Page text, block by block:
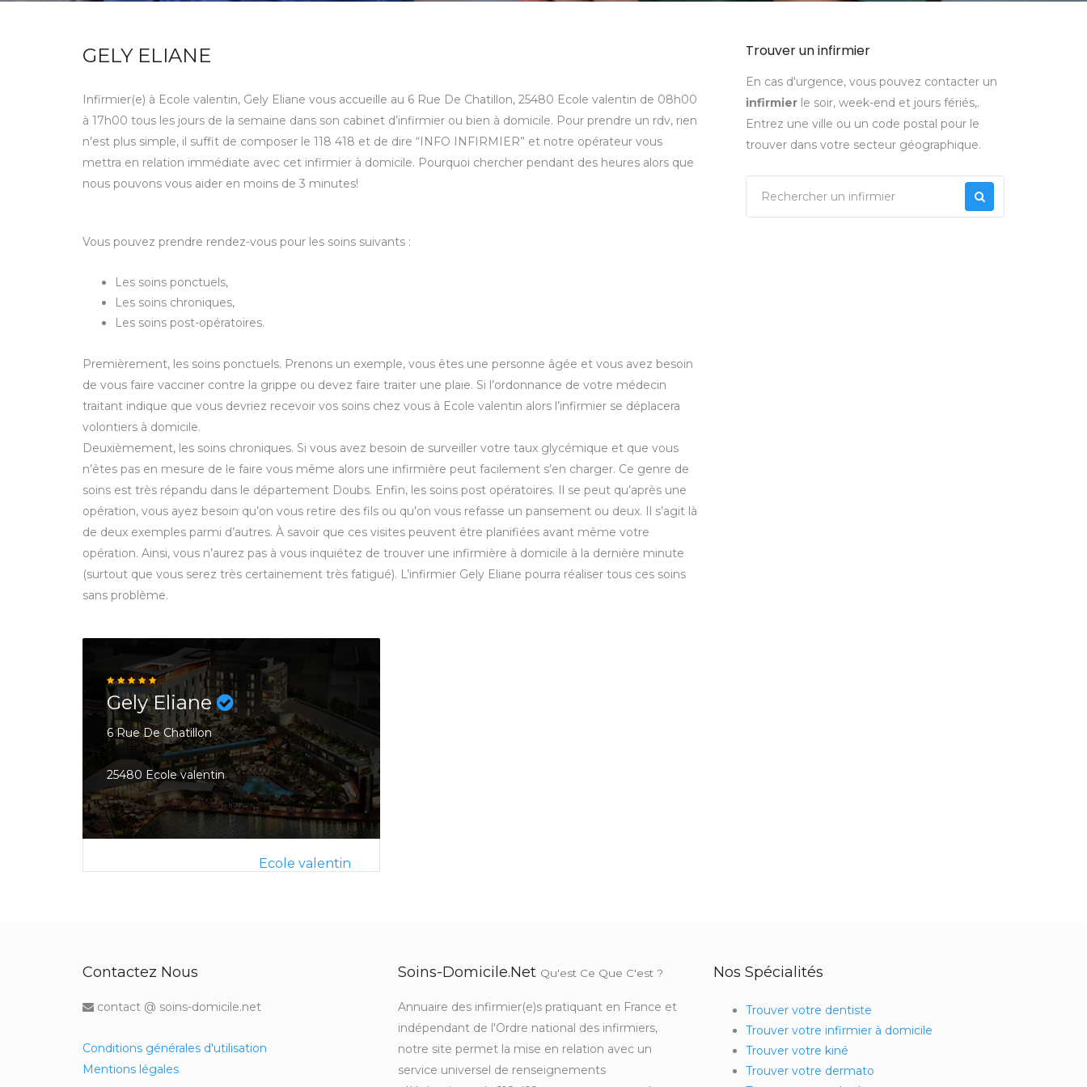
GELY ELIANE
Infirmier(e) à Ecole valentin, Gely Eliane vous accueille au 6 Rue De Chatillon, 25480 Ecole valentin de 08h00
à 17h00 tous les jours de la semaine dans son cabinet d’infirmier ou bien à domicile. Pour prendre un rdv, rien
n’est plus simple, il suffit de composer le 118 418 et de dire “INFO INFIRMIER” et notre opérateur vous
mettra en relation immédiate avec cet infirmier à domicile. Pourquoi chercher pendant des heures alors que
nous pouvons vous aider en moins de 3 minutes!
Vous pouvez prendre rendez-vous pour les soins suivants :
Les soins ponctuels,
Les soins chroniques,
Les soins post-opératoires.
Premièrement, les soins ponctuels. Prenons un exemple, vous êtes une personne âgée et vous avez besoin
de vous faire vacciner contre la grippe ou devez faire traiter une plaie. Si l’ordonnance de votre médecin
traitant indique que vous devriez recevoir vos soins chez vous à Ecole valentin alors l’infirmier se déplacera
volontiers à domicile.
Deuxièmement, les soins chroniques. Si vous avez besoin de surveiller votre taux glycémique et que vous
n’êtes pas en mesure de le faire vous même alors une infirmière peut facilement s’en charger. Ce genre de
soins est très répandu dans le département Doubs. Enfin, les soins post opératoires. Il se peut qu’après une
opération, vous ayez besoin qu’on vous retire des fils ou qu’on vous refasse un pansement ou deux. Il s’agit là
de deux exemples parmi d’autres. À savoir que ces visites peuvent être planifiées avant même votre
opération. Ainsi, vous n’aurez pas à vous inquiétez de trouver une infirmière à domicile à la dernière minute
(surtout que vous serez très certainement très fatigué). L’infirmier Gely Eliane pourra réaliser tous ces soins
sans problème.
Gely Eliane
6 Rue De Chatillon
25480 Ecole valentin
Ecole valentin
Trouver un infirmier
En cas d'urgence, vous pouvez contacter un
infirmier le soir, week-end et jours fériés,.
Entrez une ville ou un code postal pour le
trouver dans votre secteur géographique.
Contactez Nous
contact @ soins-domicile.net
Conditions générales d'utilisation
Mentions légales
Soins-Domicile.net Qu'est Ce Que C'est ?
Annuaire des infirmier(e)s pratiquant en France et
indépendant de l'Ordre national des infirmiers,
notre site permet la mise en relation avec un
service universel de renseignements
Nos Spécialités
Trouver votre dentiste
Trouver votre infirmier à domicile
Trouver votre kiné
Trouver votre dermato